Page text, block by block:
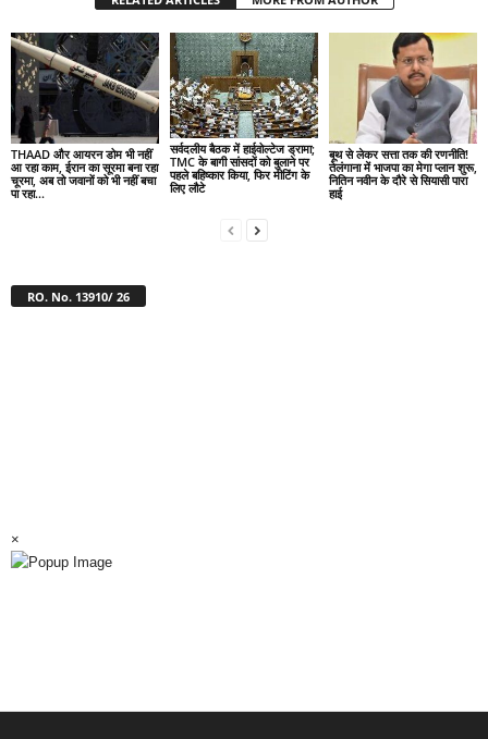
THAAD और आयरन डोम भी नहीं
आ रहा काम, ईरान का सूरमा बना रहा
चूरमा, अब तो जवानों को भी नहीं बचा
पा रहा...
सर्वदलीय बैठक में हाईवोल्टेज ड्रामा;
TMC के बागी सांसदों को बुलाने पर
पहले बहिष्कार किया, फिर मीटिंग के
लिए लौटे
बूथ से लेकर सत्ता तक की रणनीति!
तेलंगाना में भाजपा का मेगा प्लान शुरू,
नितिन नवीन के दौरे से सियासी पारा
हाई
RO. No. 13910/ 26
×